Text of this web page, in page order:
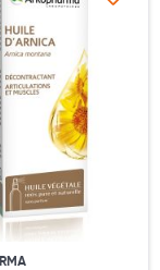
Ajouter à ma liste